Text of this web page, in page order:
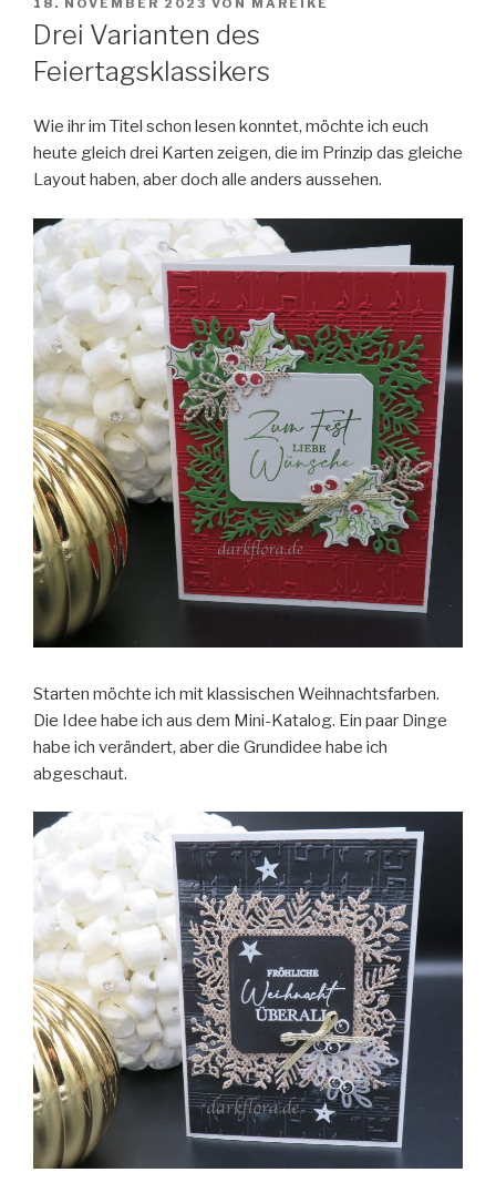
AM
18. NOVEMBER 2023 VON MAREIKE
Drei Varianten des
Feiertagsklassikers
Wie ihr im Titel schon lesen konntet, möchte ich euch
heute gleich drei Karten zeigen, die im Prinzip das gleiche
Layout haben, aber doch alle anders aussehen.
Starten möchte ich mit klassischen Weihnachtsfarben.
Die Idee habe ich aus dem Mini-Katalog. Ein paar Dinge
habe ich verändert, aber die Grundidee habe ich
abgeschaut.